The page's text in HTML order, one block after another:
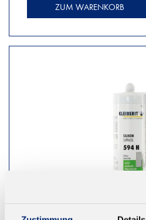
ZUM WARENKORB